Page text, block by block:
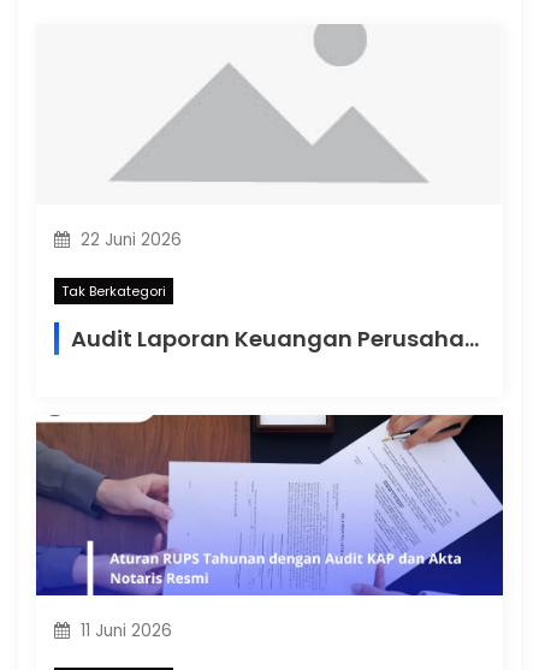
22 Juni 2026
Tak Berkategori
Audit Laporan Keuangan Perusahaan: Pondasi Penting Menjaga Transparansi dan Pertumbuhan Bisnis di Indonesia
11 Juni 2026